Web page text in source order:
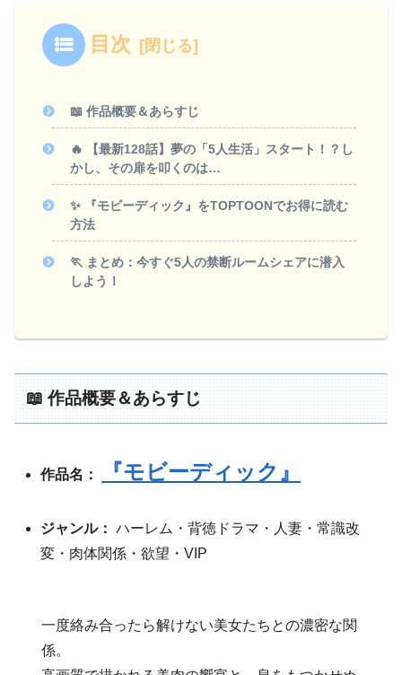
目次
📖 作品概要＆あらすじ
🔥 【最新128話】夢の「5人生活」スタート！？し
かし、その扉を叩くのは…
✨ 『モビーディック』をTOPTOONでお得に読む
方法
🏃 まとめ：今すぐ5人の禁断ルームシェアに潜入
しよう！
📖 作品概要＆あらすじ
作品名： 『モビーディック』
ジャンル： ハーレム・背徳ドラマ・人妻・常識改
変・肉体関係・欲望・VIP
一度絡み合ったら解けない美女たちとの濃密な関
係。